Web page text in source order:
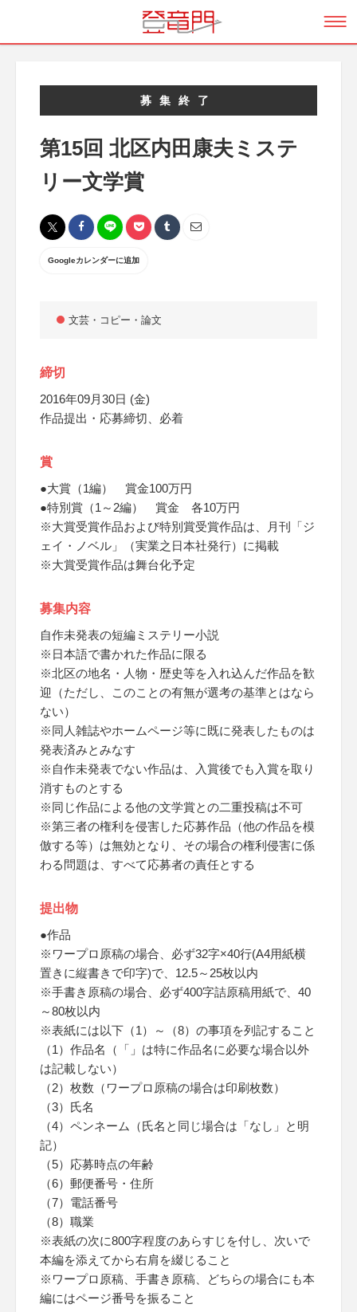
募集終了
第15回 北区内田康夫ミステ
リー文学賞
Googleカレンダーに追加
文芸・コピー・論文
締切
2016年09月30日 (金)
作品提出・応募締切、必着
賞
●大賞（1編） 賞金100万円
●特別賞（1～2編） 賞金 各10万円
※大賞受賞作品および特別賞受賞作品は、月刊「ジ
ェイ・ノベル」（実業之日本社発行）に掲載
※大賞受賞作品は舞台化予定
募集内容
自作未発表の短編ミステリー小説
※日本語で書かれた作品に限る
※北区の地名・人物・歴史等を入れ込んだ作品を歓
迎（ただし、このことの有無が選考の基準とはなら
ない）
※同人雑誌やホームページ等に既に発表したものは
発表済みとみなす
※自作未発表でない作品は、入賞後でも入賞を取り
消すものとする
※同じ作品による他の文学賞との二重投稿は不可
※第三者の権利を侵害した応募作品（他の作品を模
倣する等）は無効となり、その場合の権利侵害に係
わる問題は、すべて応募者の責任とする
提出物
●作品
※ワープロ原稿の場合、必ず32字×40行(A4用紙横
置きに縦書きで印字)で、12.5～25枚以内
※手書き原稿の場合、必ず400字詰原稿用紙で、40
～80枚以内
※表紙には以下（1）～（8）の事項を列記すること
（1）作品名（「」は特に作品名に必要な場合以外
は記載しない）
（2）枚数（ワープロ原稿の場合は印刷枚数）
（3）氏名
（4）ペンネーム（氏名と同じ場合は「なし」と明
記）
（5）応募時点の年齢
（6）郵便番号・住所
（7）電話番号
（8）職業
※表紙の次に800字程度のあらすじを付し、次いで
本編を添えてから右肩を綴じること
※ワープロ原稿、手書き原稿、どちらの場合にも本
編にはページ番号を振ること